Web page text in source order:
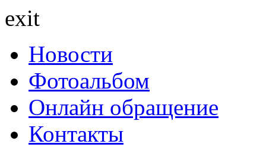
exit
Новости
Фотоальбом
Онлайн обращение
Контакты